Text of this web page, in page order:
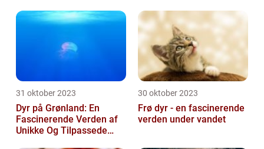
31 oktober 2023
Dyr på Grønland: En
Fascinerende Verden af
Unikke Og Tilpassede
30 oktober 2023
Frø dyr - en fascinerende
verden under vandet